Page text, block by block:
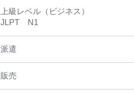
上級レベル（ビジネス）
JLPT N1
派遣
販売